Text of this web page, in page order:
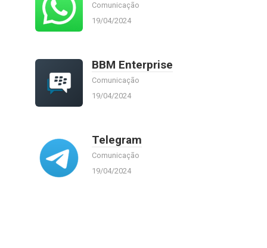
Comunicação
19/04/2024
BBM Enterprise
Comunicação
19/04/2024
Telegram
Comunicação
19/04/2024